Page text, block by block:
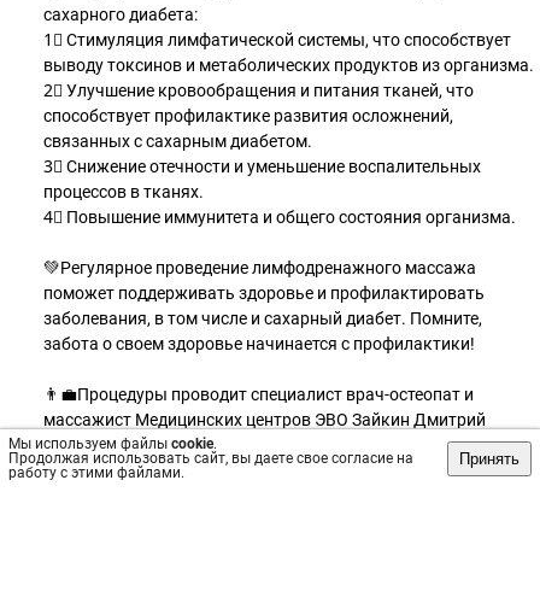
Мы используем файлы cookie.
Продолжая использовать сайт, вы даете свое согласие на
работу с этими файлами.
Принять
сахарного диабета:
1⃣ Стимуляция лимфатической системы, что способствует
выводу токсинов и метаболических продуктов из организма.
2⃣ Улучшение кровообращения и питания тканей, что
способствует профилактике развития осложнений,
связанных с сахарным диабетом.
3⃣ Снижение отечности и уменьшение воспалительных
процессов в тканях.
4⃣ Повышение иммунитета и общего состояния организма.
💚Регулярное проведение лимфодренажного массажа
поможет поддерживать здоровье и профилактировать
заболевания, в том числе и сахарный диабет. Помните,
забота о своем здоровье начинается с профилактики!
👨‍💼Процедуры проводит специалист врач-остеопат и
массажист Медицинских центров ЭВО Зайкин Дмитрий
Андреевич. Познакомиться со специалистом можно по
ссылке: